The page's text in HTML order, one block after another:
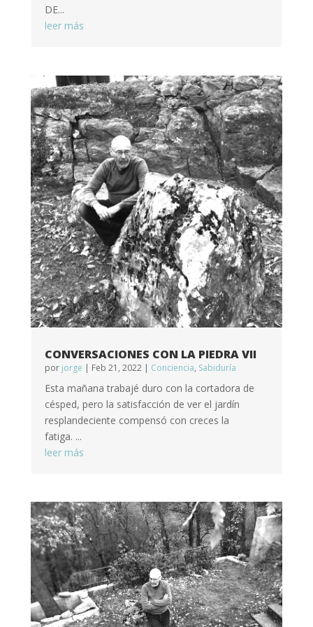
DE...
leer más
CONVERSACIONES CON LA PIEDRA VII
por jorge | Feb 21, 2022| Conciencia, Sabiduría
Esta mañana trabajé duro con la cortadora de
césped, pero la satisfacción de ver el jardín
resplandeciente compensó con creces la
fatiga. ...
leer más